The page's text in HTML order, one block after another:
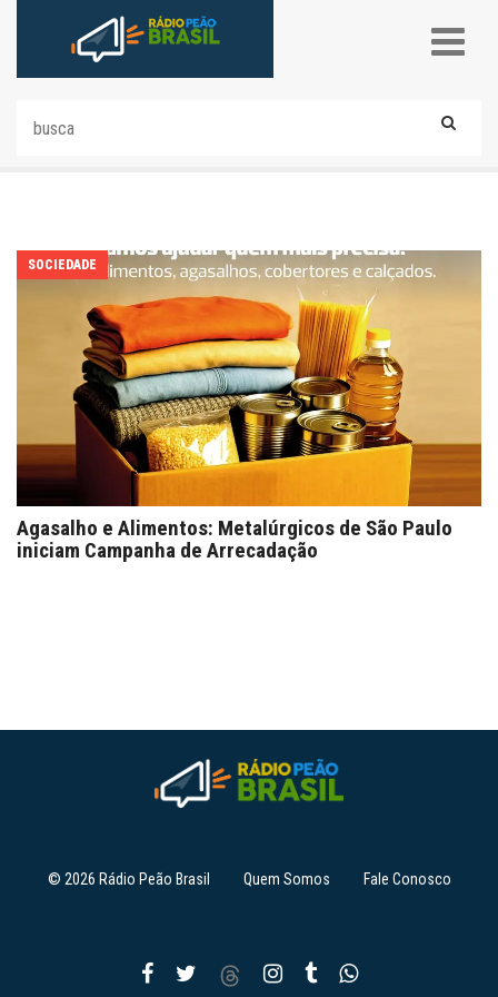
SOCIEDADE
Agasalho e Alimentos: Metalúrgicos de São Paulo
iniciam Campanha de Arrecadação
© 2026 Rádio Peão Brasil Quem Somos Fale Conosco